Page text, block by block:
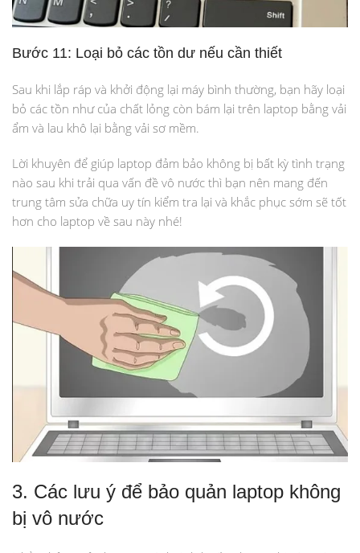
Bước 11: Loại bỏ các tồn dư nếu cần thiết
Sau khi lắp ráp và khởi động lại máy bình thường, bạn hãy loại
bỏ các tồn như của chất lỏng còn bám lại trên laptop bằng vải
ẩm và lau khô lại bằng vải sơ mềm.
Lời khuyên để giúp laptop đảm bảo không bị bất kỳ tình trạng
nào sau khi trải qua vấn đề vô nước thì bạn nên mang đến
trung tâm sửa chữa uy tín kiểm tra lại và khắc phục sớm sẽ tốt
hơn cho laptop về sau này nhé!
3. Các lưu ý để bảo quản laptop không
bị vô nước